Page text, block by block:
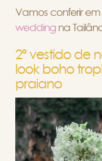
Vamos conferir
weddingna
2º vestido de
look boho
praiano